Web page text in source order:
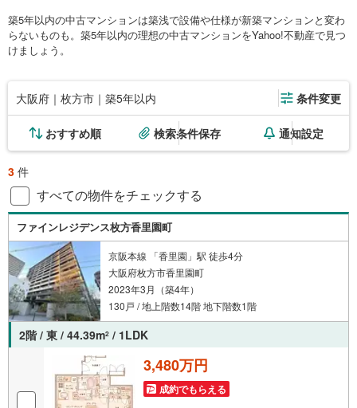
築5年以内の中古マンションは築浅で設備や仕様が新築マンションと変わ
らないものも。築5年以内の理想の中古マンションをYahoo!不動産で見つ
けましょう。
大阪府｜枚方市｜築5年以内 条件変更
おすすめ順 検索条件保存 通知設定
3 件
すべての物件をチェックする
ファインレジデンス枚方香里園町
京阪本線 「香里園」駅 徒歩4分
大阪府枚方市香里園町
2023年3月（築4年）
130戸 / 地上階数14階 地下階数1階
2階 / 東 / 44.39m2 / 1LDK
3,480万円
成約でもらえる